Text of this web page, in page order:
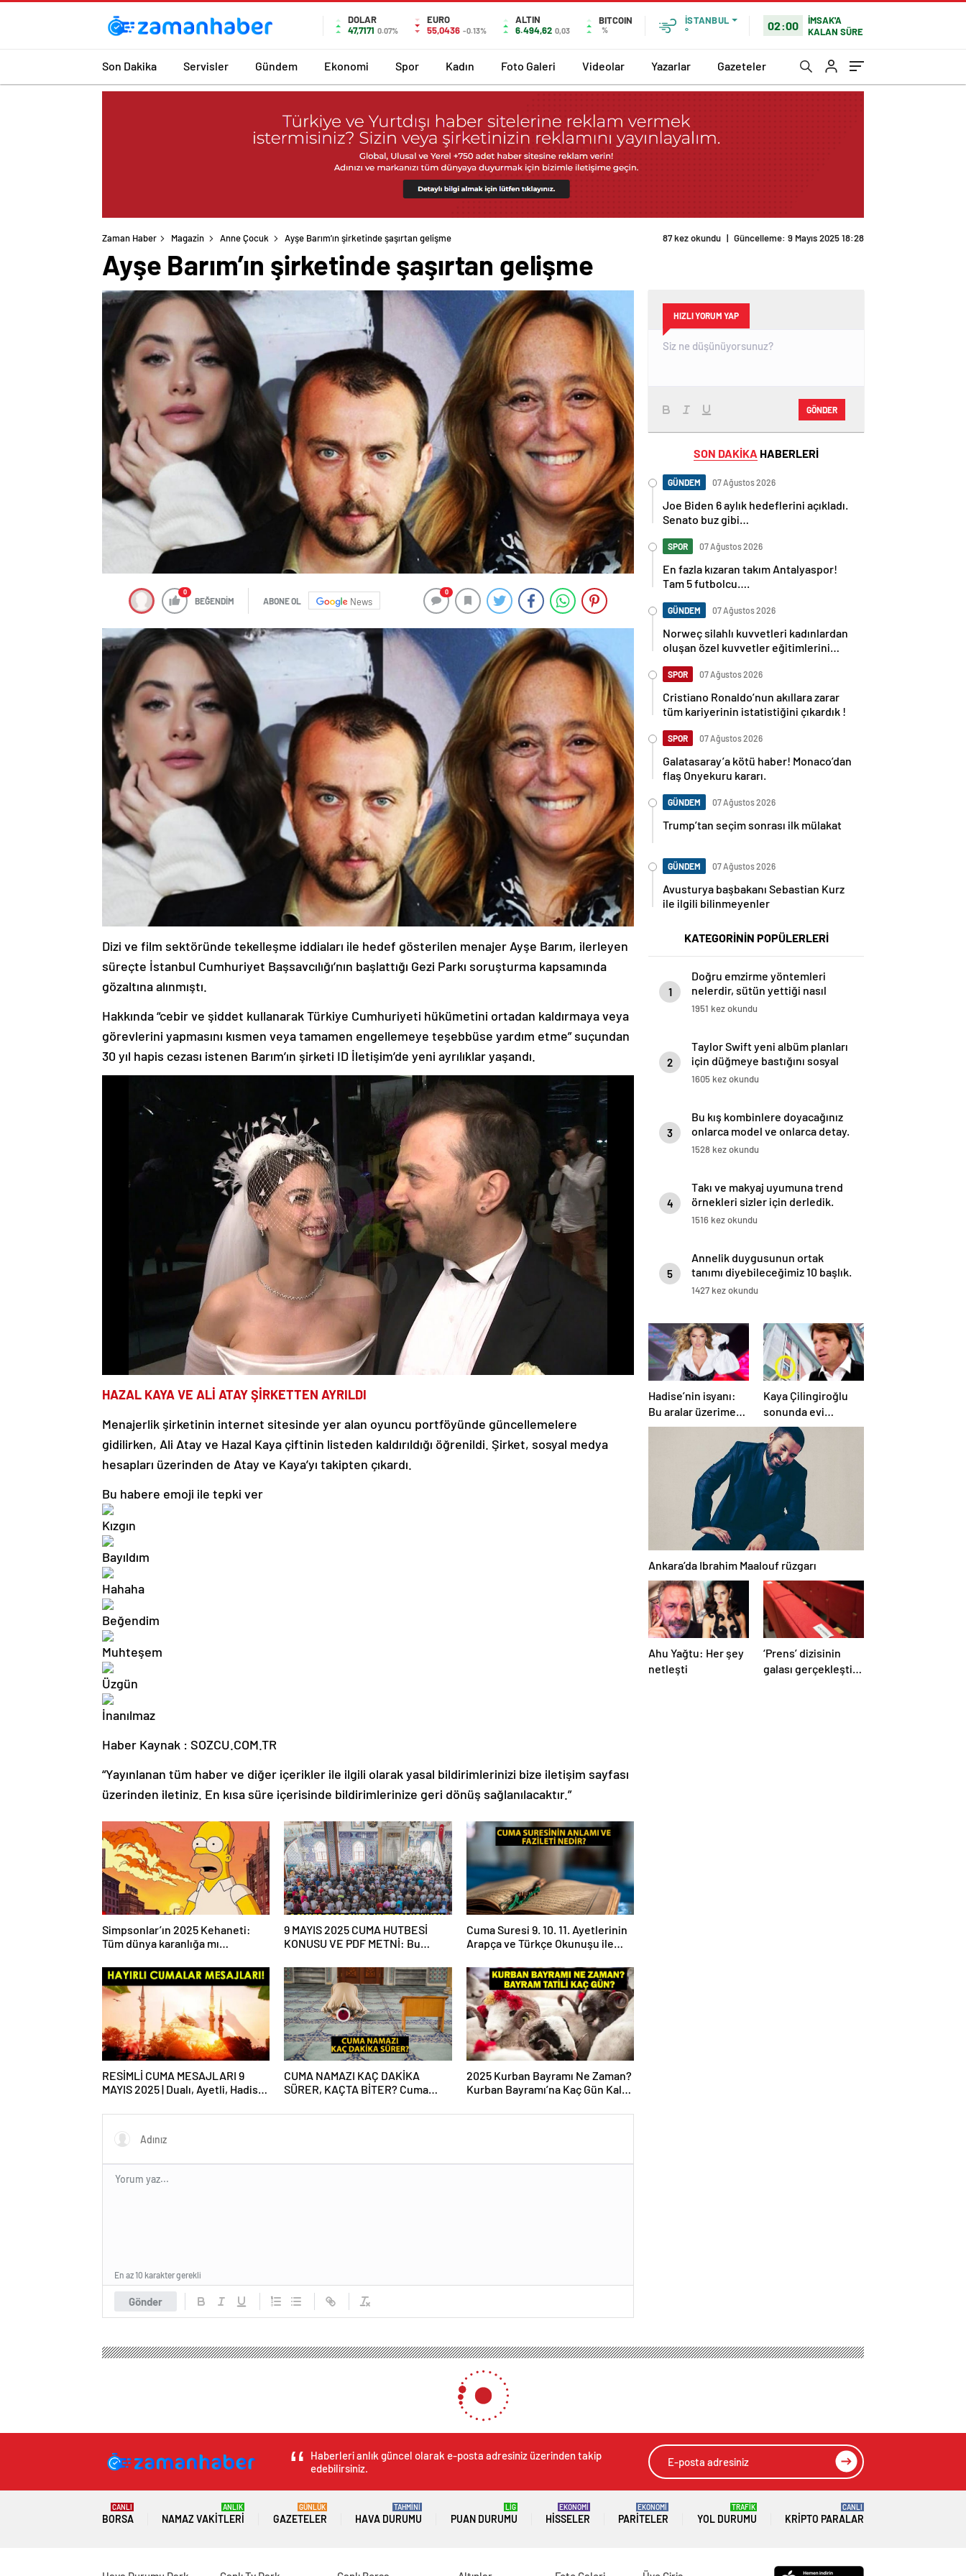
DOLAR
47,7171 0.07%
EURO
55,0436 -0.13%
ALTIN
6.494,62 0,03
BITCOIN
%
İSTANBUL
°
02:00
İMSAK'A
KALAN SÜRE
Son Dakika Servisler Gündem Ekonomi Spor Kadın Foto Galeri Videolar Yazarlar Gazeteler
Zaman Haber Magazin Anne Çocuk Ayşe Barım’ın şirketinde şaşırtan gelişme 87 kez okundu | Güncelleme: 9 Mayıs 2025 18:28
Ayşe Barım’ın şirketinde şaşırtan gelişme
0
BEĞENDİM ABONE OL News
0
Dizi ve film sektöründe tekelleşme iddiaları ile hedef gösterilen menajer Ayşe Barım, ilerleyen
süreçte İstanbul Cumhuriyet Başsavcılığı’nın başlattığı Gezi Parkı soruşturma kapsamında
gözaltına alınmıştı.
Hakkında “cebir ve şiddet kullanarak Türkiye Cumhuriyeti hükümetini ortadan kaldırmaya veya
görevlerini yapmasını kısmen veya tamamen engellemeye teşebbüse yardım etme” suçundan
30 yıl hapis cezası istenen Barım’ın şirketi ID İletişim’de yeni ayrılıklar yaşandı.
HAZAL KAYA VE ALİ ATAY ŞİRKETTEN AYRILDI
Menajerlik şirketinin internet sitesinde yer alan oyuncu portföyünde güncellemelere
gidilirken, Ali Atay ve Hazal Kaya çiftinin listeden kaldırıldığı öğrenildi. Şirket, sosyal medya
hesapları üzerinden de Atay ve Kaya’yı takipten çıkardı.
Bu habere emoji ile tepki ver
Haber Kaynak : SOZCU.COM.TR
“Yayınlanan tüm haber ve diğer içerikler ile ilgili olarak yasal bildirimlerinizi bize iletişim sayfası
üzerinden iletiniz. En kısa süre içerisinde bildirimlerinize geri dönüş sağlanılacaktır.”
Simpsonlar’ın 2025 Kehaneti:
Tüm dünya karanlığa mı
9 MAYIS 2025 CUMA HUTBESİ
KONUSU VE PDF METNİ: Bu
Cuma Suresi 9. 10. 11. Ayetlerinin
Arapça ve Türkçe Okunuşu ile
Fazileti Nedir?
RESİMLİ CUMA MESAJLARI 9
MAYIS 2025 | Dualı, Ayetli, Hadisli,
Sözleri!
CUMA NAMAZI KAÇ DAKİKA
SÜRER, KAÇTA BİTER? Cuma
Namazı Süresi Diyanet!
2025 Kurban Bayramı Ne Zaman?
Kurban Bayramı’na Kaç Gün Kaldı,
Günler Takvimi
Gönder
En az 10 karakter gerekli
HIZLI YORUM YAP
GÖNDER
SON DAKİKA HABERLERİ
GÜNDEM 07 Ağustos 2026
Joe Biden 6 aylık hedeflerini açıkladı.
Senato buz gibi…
SPOR 07 Ağustos 2026
En fazla kızaran takım Antalyaspor!
Tam 5 futbolcu….
GÜNDEM 07 Ağustos 2026
Norweç silahlı kuvvetleri kadınlardan
oluşan özel kuvvetler eğitimlerini
SPOR 07 Ağustos 2026
Cristiano Ronaldo’nun akıllara zarar
tüm kariyerinin istatistiğini çıkardık !
SPOR 07 Ağustos 2026
Galatasaray’a kötü haber! Monaco’dan
flaş Onyekuru kararı.
GÜNDEM 07 Ağustos 2026
Trump’tan seçim sonrası ilk mülakat
GÜNDEM 07 Ağustos 2026
Avusturya başbakanı Sebastian Kurz
ile ilgili bilinmeyenler
KATEGORİNİN POPÜLERLERİ
1
Doğru emzirme yöntemleri
nelerdir, sütün yettiği nasıl
anlaşılır?
1951 kez okundu
2
Taylor Swift yeni albüm planları
için düğmeye bastığını sosyal
medyadan duyurdu!
1605 kez okundu
3
Bu kış kombinlere doyacağınız
onlarca model ve onlarca detay.
1528 kez okundu
4
Takı ve makyaj uyumuna trend
örnekleri sizler için derledik.
1516 kez okundu
5
Annelik duygusunun ortak
tanımı diyebileceğimiz 10 başlık.
1427 kez okundu
Hadise’nin isyanı:
Bu aralar üzerime
çok geliniyor
Kaya Çilingiroğlu
sonunda evi
boşalttı
Ankara’da Ibrahim Maalouf rüzgarı
Ahu Yağtu: Her şey
netleşti
‘Prens’ dizisinin
galası gerçekleşti.
Haberleri anlık güncel olarak e-posta adresiniz üzerinden takip
edebilirsiniz.
BORSA
CANLI
NAMAZ VAKITLERI
ANLIK
GAZETELER
GÜNLÜK
HAVA DURUMU
TAHMİNİ
PUAN DURUMU
LİG
HISSELER
EKONOMİ
PARITELER
EKONOMİ
YOL DURUMU
TRAFİK
KRIPTO PARALAR
CANLI